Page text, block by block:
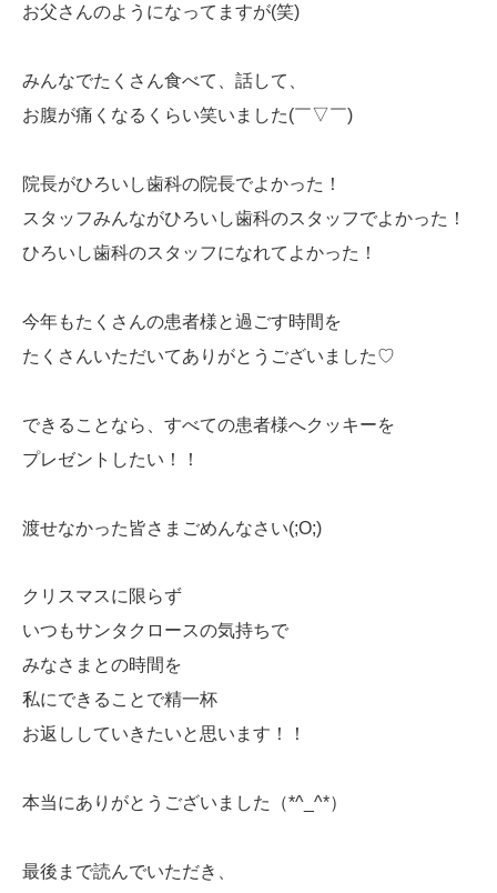
お父さんのようになってますが(笑)
みんなでたくさん食べて、話して、
お腹が痛くなるくらい笑いました(￣▽￣)
院長がひろいし歯科の院長でよかった！
スタッフみんながひろいし歯科のスタッフでよかった！
ひろいし歯科のスタッフになれてよかった！
今年もたくさんの患者様と過ごす時間を
たくさんいただいてありがとうございました♡
できることなら、すべての患者様へクッキーを
プレゼントしたい！！
渡せなかった皆さまごめんなさい(;O;)
クリスマスに限らず
いつもサンタクロースの気持ちで
みなさまとの時間を
私にできることで精一杯
お返ししていきたいと思います！！
本当にありがとうございました（*^_^*）
最後まで読んでいただき、